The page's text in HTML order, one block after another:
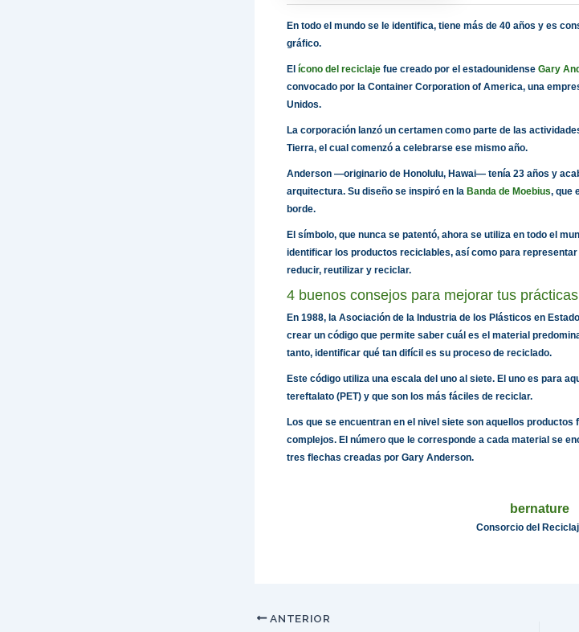
En todo el mundo se le identifica, tiene más de 40 años y es
gráfico.
El ícono del reciclaje fue creado por el estadounidense Gary
convocado por la Container Corporation of America, una
Unidos.
La corporación lanzó un certamen como parte de las
Tierra, el cual comenzó a celebrarse ese mismo año.
Anderson —originario de Honolulu, Hawai— tenía 23 años y
arquitectura. Su diseño se inspiró en la Banda de Moebius, que
borde.
El símbolo, que nunca se patentó, ahora se utiliza en todo el
identificar los productos reciclables, así como para
reducir, reutilizar y reciclar.
4 buenos consejos para mejorar tus
En 1988, la Asociación de la Industria de los Plásticos en
crear un código que permite saber cuál es el material
tanto, identificar qué tan difícil es su proceso de reciclado.
Este código utiliza una escala del uno al siete. El uno es para
tereftalato (PET) y que son los más fáciles de reciclar.
Los que se encuentran en el nivel siete son aquellos
complejos. El número que le corresponde a cada material se
tres flechas creadas por Gary Anderson.
bernature
Consorcio del
ANTERIOR